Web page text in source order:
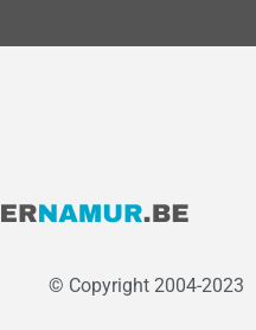
© Copyright 2004-2023